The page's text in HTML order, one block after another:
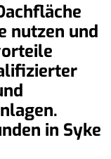
nutzen und
in Syke